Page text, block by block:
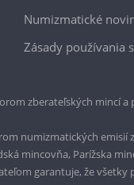
Numizmatické
Zásady používania
zberateľských mincí
numizmatických emisií
mincovňa, Parížska
garantuje, že